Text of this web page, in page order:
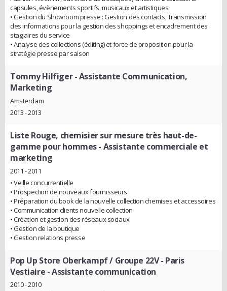
capsules, évènements sportifs, musicaux et artistiques.
• Gestion du Showroom presse : Gestion des contacts, Transmission
des informations pour la gestion des shoppings et encadrement des
stagiaires du service
• Analyse des collections (éditing) et force de proposition pour la
stratégie presse par saison
Tommy Hilfiger- Assistante Communication,
Marketing
Amsterdam
2013 - 2013
Liste Rouge, chemisier sur mesure très haut-de-
gamme pour hommes- Assistante commerciale et
marketing
2011 - 2011
• Veille concurrentielle
• Prospection de nouveaux fournisseurs
• Préparation du book de la nouvelle collection chemises et accessoires
• Communication clients nouvelle collection
• Création et gestion des réseaux sociaux
• Gestion de la boutique
• Gestion relations presse
Pop Up Store Oberkampf / Groupe 22V - Paris
Vestiaire - Assistante communication
2010 - 2010